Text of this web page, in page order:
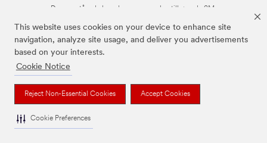
This website uses cookies on your device to enhance site
navigation, analyze site usage, and deliver you advertisements
based on your interests.
Cookie Notice
Reject Non-Essential Cookies Accept Cookies
Cookie Preferences
De ovenstående brands er varemærker tilhørende 3M.